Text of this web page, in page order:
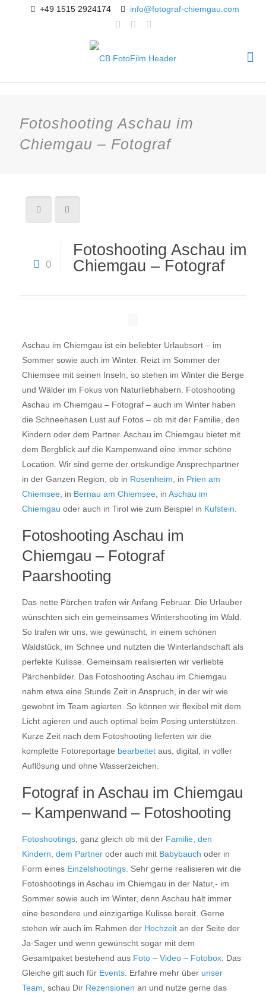
+49 1515 2924174 info@fotograf-chiemgau.com
Fotoshooting Aschau im
Chiemgau – Fotograf
0
Fotoshooting Aschau im
Chiemgau – Fotograf
Aschau im Chiemgau ist ein beliebter Urlaubsort – im
Sommer sowie auch im Winter. Reizt im Sommer der
Chiemsee mit seinen Inseln, so stehen im Winter die Berge
und Wälder im Fokus von Naturliebhabern. Fotoshooting
Aschau im Chiemgau – Fotograf – auch im Winter haben
die Schneehasen Lust auf Fotos – ob mit der Familie, den
Kindern oder dem Partner. Aschau im Chiemgau bietet mit
dem Bergblick auf die Kampenwand eine immer schöne
Location. Wir sind gerne der ortskundige Ansprechpartner
in der Ganzen Region, ob in Rosenheim , in Prien am
Chiemsee, in Bernau am Chiemsee, in Aschau im
Chiemgau oder auch in Tirol wie zum Beispiel in Kufstein
Fotoshooting Aschau im
Chiemgau – Fotograf
Paarshooting
Das nette Pärchen trafen wir Anfang Februar. Die Urlauber
wünschten sich ein gemeinsames Wintershooting im Wald.
So trafen wir uns, wie gewünscht, in einem schönen
Waldstück, im Schnee und nutzten die Winterlandschaft als
perfekte Kulisse. Gemeinsam realisierten wir verliebte
Pärchenbilder. Das Fotoshooting Aschau im Chiemgau
nahm etwa eine Stunde Zeit in Anspruch, in der wir wie
gewohnt im Team agierten. So können wir flexibel mit dem
Licht agieren und auch optimal beim Posing unterstützen.
Kurze Zeit nach dem Fotoshooting lieferten wir die
komplette Fotoreportage bearbeitetaus, digital, in voller
Auflösung und ohne Wasserzeichen.
Fotograf in Aschau im Chiemgau
– Kampenwand – Fotoshooting
Fotoshootings, ganz gleich ob mit der Familie, den
Kindern, dem Partneroder auch mit Babybauch oder in
Form eines Einzelshootings. Sehr gerne realisieren wir die
Fotoshootings in Aschau im Chiemgau in der Natur,- im
Sommer sowie auch im Winter, denn Aschau hält immer
eine besondere und einzigartige Kulisse bereit. Gerne
stehen wir auch im Rahmen der Hochzeitan der Seite der
Ja-Sager und wenn gewünscht sogar mit dem
Gesamtpaket bestehend aus Foto– Video– Fotobox. Das
Gleiche gilt auch für Events. Erfahre mehr über unser
Team , schau Dir Rezensionen an und nutze gerne das